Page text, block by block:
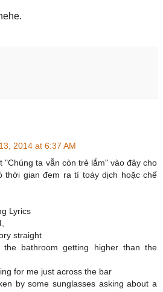
2014 at 6:37 AM
"Chúng ta vẫn còn trẻ lắm" vào đây cho
thời gian đem ra tí toáy dịch hoặc chế
Lyrics
straight
bathroom getting higher than the
for me just across the bar
by some sunglasses asking about a